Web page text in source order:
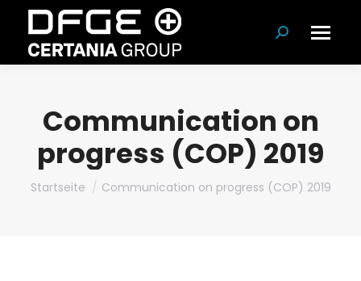
Suchen:
Communication on
progress (COP) 2019
Du bist hier:
Startseite Communication on progress (COP) 2019